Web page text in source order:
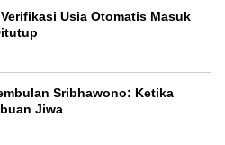
Usia Otomatis Masuk
Sribhawono: Ketika
Jiwa